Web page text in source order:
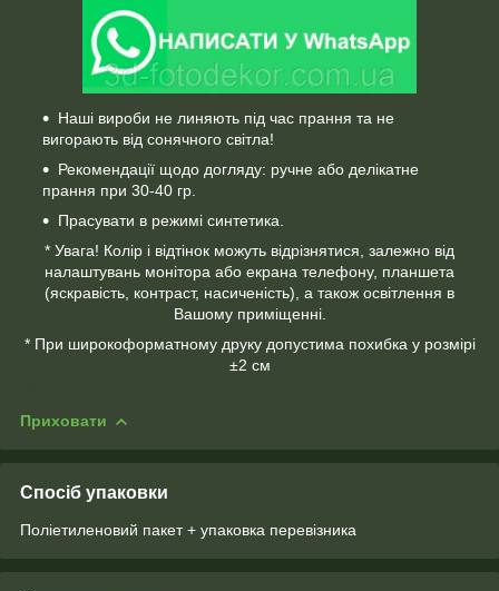
Наші вироби не линяють під час прання та не
вигорають від сонячного світла!
Рекомендації щодо догляду: ручне або делікатне
прання при 30-40 гр.
Прасувати в режимі синтетика.
* Увага! Колір і відтінок можуть відрізнятися, залежно від
налаштувань монітора або екрана телефону, планшета
(яскравість, контраст, насиченість), а також освітлення в
Вашому приміщенні.
* При широкоформатному друку допустима похибка у розмірі
±2 см
Приховати
Спосіб упаковки
Поліетиленовий пакет + упаковка перевізника